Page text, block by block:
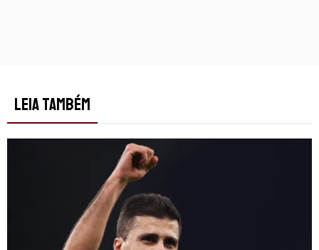
LEIA TAMBÉM